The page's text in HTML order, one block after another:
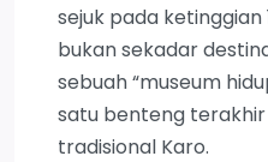
sejuk pada ketinggian
bukan sekadar
sebuah “museum
satu benteng
tradisional Karo.